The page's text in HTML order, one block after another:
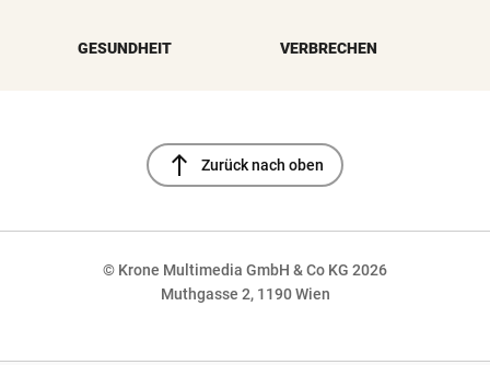
GESUNDHEIT VERBRECHEN
north Zurück nach oben
© Krone Multimedia GmbH & Co KG 2026
Muthgasse 2, 1190 Wien